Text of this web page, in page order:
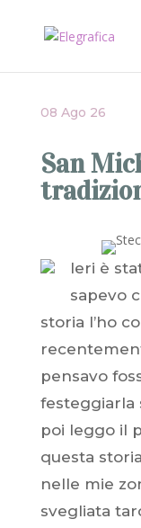
08 Ago 26
San
Ieri è
sapevo
storia l’ho
pensavo
festeggiarla
poi leggo il
questa
nelle mie
svegliata